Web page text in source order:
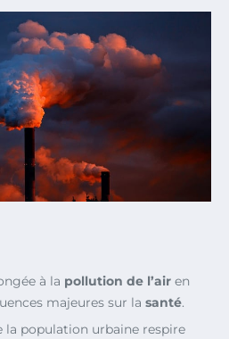
à la pollution de l’air en
majeures sur la santé.
la population urbaine respire